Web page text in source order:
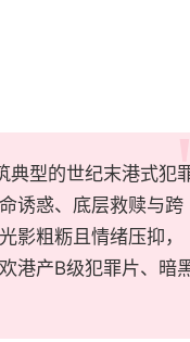
典型的世纪末港式犯
诱惑、底层救赎与跨
影粗粝且情绪压抑，
港产B级犯罪片、暗